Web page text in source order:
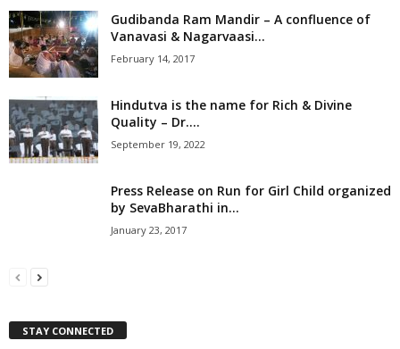
Gudibanda Ram Mandir – A confluence of
Vanavasi & Nagarvaasi...
February 14, 2017
Hindutva is the name for Rich & Divine
Quality – Dr....
September 19, 2022
Press Release on Run for Girl Child organized
by SevaBharathi in...
January 23, 2017
STAY CONNECTED